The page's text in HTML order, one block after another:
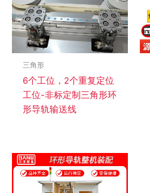
三角形
6个工位，2个重复定位
工位-非标定制三角形环
形导轨输送线